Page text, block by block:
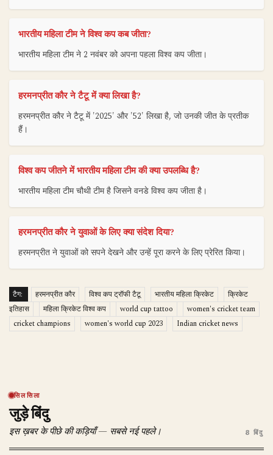
भारतीय महिला टीम ने विश्व कप कब जीता?
भारतीय महिला टीम ने 2 नवंबर को अपना पहला विश्व कप जीता।
हरमनप्रीत कौर ने टैटू में क्या लिखा है?
हरमनप्रीत कौर ने टैटू में '2025' और '52' लिखा है, जो उनकी जीत के प्रतीक
हैं।
विश्व कप जीतने में भारतीय महिला टीम की क्या उपलब्धि है?
भारतीय महिला टीम चौथी टीम है जिसने वनडे विश्व कप जीता है।
हरमनप्रीत कौर ने युवाओं के लिए क्या संदेश दिया?
हरमनप्रीत ने युवाओं को सपने देखने और उन्हें पूरा करने के लिए प्रेरित किया।
टैग: हरमनप्रीत कौर विश्व कप ट्रॉफी टैटू भारतीय महिला क्रिकेट
क्रिकेट
इतिहास
महिला क्रिकेट विश्व कप world cup tattoo
women's cricket team
cricket champions
women's world cup 2023 Indian cricket news
सिलसिला
जुड़े बिंदु
इस ख़बर के पीछे की कड़ियाँ — सबसे नई पहले। 8 बिंदु